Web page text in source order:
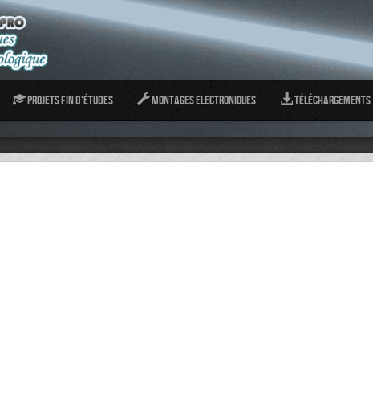
Projets fin d'études Montages Electroniques Téléchargements